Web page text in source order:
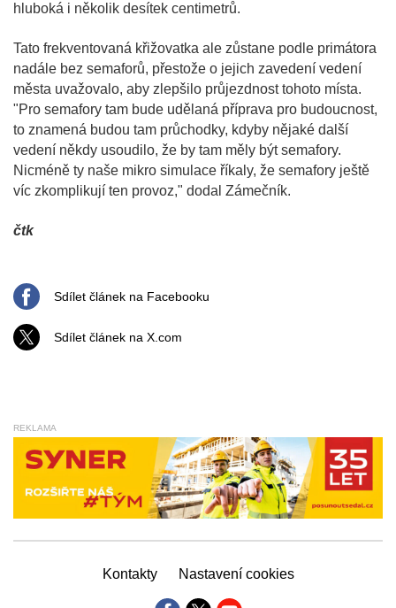
hluboká i několik desítek centimetrů.
Tato frekventovaná křižovatka ale zůstane podle primátora
nadále bez semaforů, přestože o jejich zavedení vedení
města uvažovalo, aby zlepšilo průjezdnost tohoto místa.
"Pro semafory tam bude udělaná příprava pro budoucnost,
to znamená budou tam průchodky, kdyby nějaké další
vedení někdy usoudilo, že by tam měly být semafory.
Nicméně ty naše mikro simulace říkaly, že semafory ještě
víc zkomplikují ten provoz," dodal Zámečník.
čtk
Sdílet článek na Facebooku
Sdílet článek na X.com
REKLAMA
Kontakty Nastavení cookies